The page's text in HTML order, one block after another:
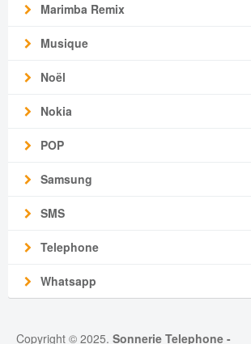
Marimba Remix
Musique
Noël
Nokia
POP
Samsung
SMS
Telephone
Whatsapp
Copyright © 2025. Sonnerie Telephone -